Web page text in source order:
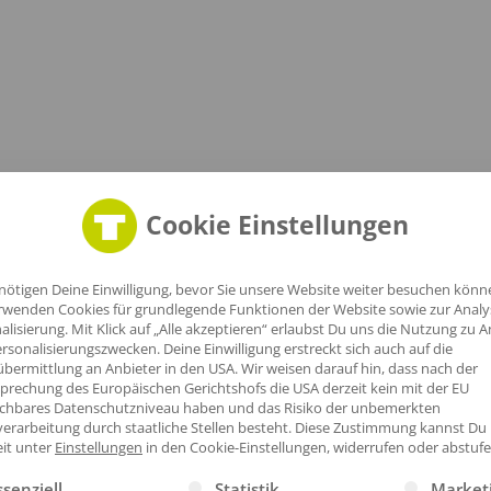
geeignet
Ecolabel|Fairtrade-zertifizierte Baumwolle|Bio-
Cookie Einstellungen
Deine Einwilligung, bevor Sie unsere Website weiter besuchen
Cookies für grundlegende Funktionen der Website sowie zur
Mit Klick auf „Alle akzeptieren“ erlaubst Du uns die Nutzung zu
Deine Einwilligung erstreckt sich auch auf die
an Anbieter in den USA. Wir weisen darauf hin, dass nach der
des Europäischen Gerichtshofs die USA derzeit kein mit der EU
Datenschutzniveau haben und das Risiko der unbemerkten
durch staatliche Stellen besteht. Diese Zustimmung kannst Du
unter Einstellungen in den Cookie-Einstellungen, widerrufen oder
eine Liste der Service-Gruppen, für die eine Einwilligung